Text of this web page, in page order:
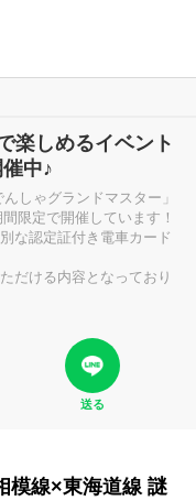
楽しめるイベント
中♪
しゃグランドマスター」
限定で開催しています！
な認定証付き電車カード
だける内容となっており
送る
模線×東海道線 謎